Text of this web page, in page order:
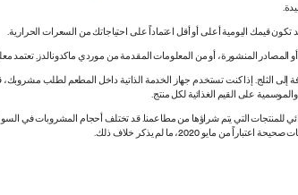
المصادر المنشورة، أو من المعلومات المقدمة من موردي ماكدونالدز. تعتمد
إلى الثلج. إذا كنت تستخدم جهاز الخدمة الذاتية داخل المطعم لطلب
والموسمية على القيم الغذائية لكل منتج.
للمنتجات التي يتم شراؤها من مطاعمنا. قد تختلف أحجام المشروبات
2020، ما لم يذكر خلاف ذلك.